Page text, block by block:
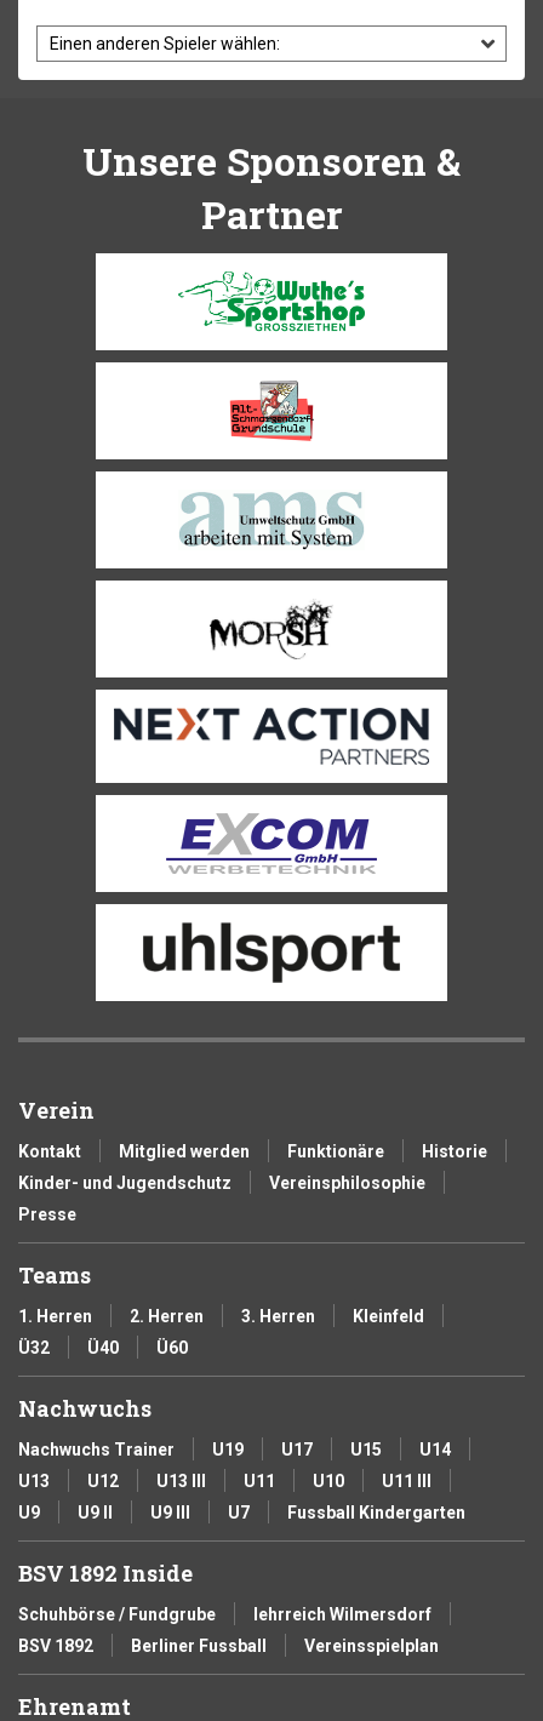
Unsere Sponsoren &
Partner
Verein
Kontakt Mitglied werden Funktionäre
Historie
Kinder- und Jugendschutz
Vereinsphilosophie
Presse
Teams
1. Herren 2. Herren 3. Herren
Kleinfeld
Ü32
Ü40 Ü60
Nachwuchs
Nachwuchs Trainer U19 U17 U15
U14
U13
U12 U13 III U11 U10
U11 III
U9
U9 II U9 III U7 Fussball Kindergarten
BSV 1892 Inside
Schuhbörse / Fundgrube
lehrreich Wilmersdorf
BSV 1892
Berliner Fussball Vereinsspielplan
Ehrenamt